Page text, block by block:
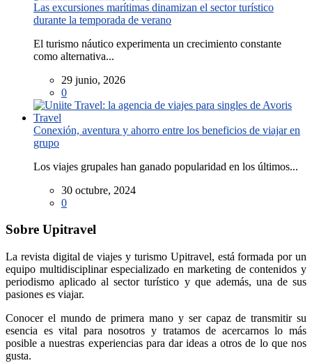
Las excursiones marítimas dinamizan el sector turístico
durante la temporada de verano
El turismo náutico experimenta un crecimiento constante
como alternativa...
29 junio, 2026
0
Conexión, aventura y ahorro entre los beneficios de viajar en
grupo
Los viajes grupales han ganado popularidad en los últimos...
30 octubre, 2024
0
Sobre Upitravel
La revista digital de viajes y turismo Upitravel, está formada por un
equipo multidisciplinar especializado en marketing de contenidos y
periodismo aplicado al sector turístico y que además, una de sus
pasiones es viajar.
Conocer el mundo de primera mano y ser capaz de transmitir su
esencia es vital para nosotros y tratamos de acercarnos lo más
posible a nuestras experiencias para dar ideas a otros de lo que nos
gusta.